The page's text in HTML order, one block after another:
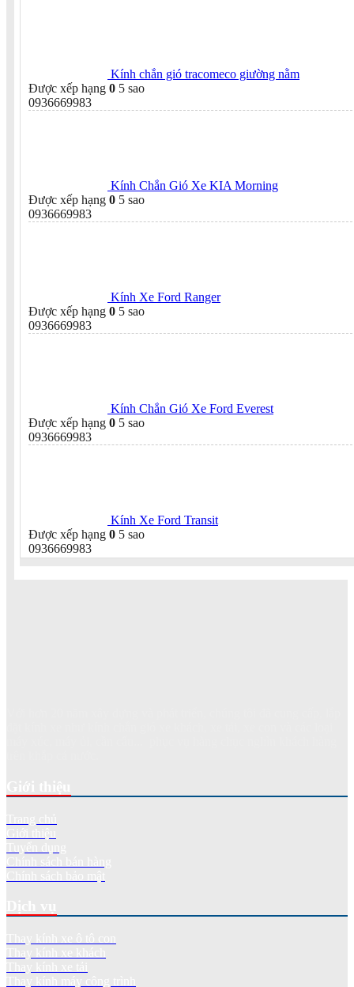
Kính chắn gió tracomeco giường nằm
Được xếp hạng 0 5 sao
0936669983
Kính Chắn Gió Xe KIA Morning
Được xếp hạng 0 5 sao
0936669983
Kính Xe Ford Ranger
Được xếp hạng 0 5 sao
0936669983
Kính Chắn Gió Xe Ford Everest
Được xếp hạng 0 5 sao
0936669983
Kính Xe Ford Transit
Được xếp hạng 0 5 sao
0936669983